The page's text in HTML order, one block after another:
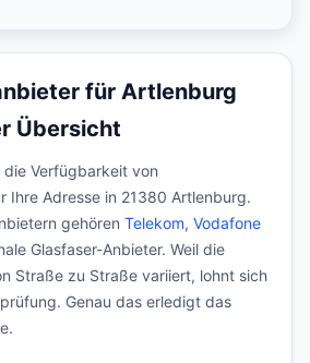
für Artlenburg
Übersicht
Verfügbarkeit von
Ihre Adresse in 21380 Artlenburg.
gehören Telekom, Vodafone
Glasfaser-Anbieter. Weil die
Straße zu Straße variiert, lohnt sich
Genau das erledigt das